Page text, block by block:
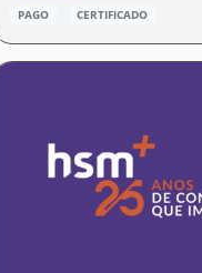
PAGO CERTIFICADO